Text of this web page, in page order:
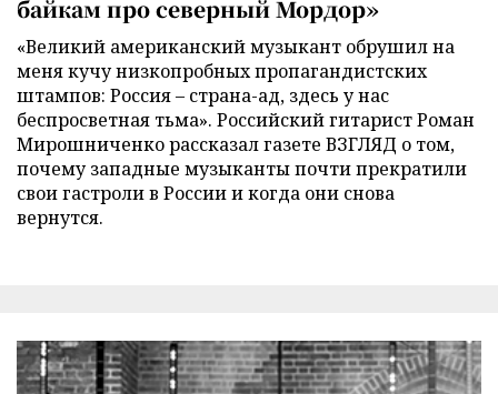
байкам про северный Мордор»
«Великий американский музыкант обрушил на
меня кучу низкопробных пропагандистских
штампов: Россия – страна-ад, здесь у нас
беспросветная тьма». Российский гитарист Роман
Мирошниченко рассказал газете ВЗГЛЯД о том,
почему западные музыканты почти прекратили
свои гастроли в России и когда они снова
вернутся.